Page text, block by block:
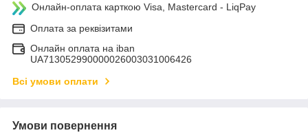
Онлайн-оплата карткою Visa, Mastercard - LiqPay
Оплата за реквізитами
Онлайн оплата на iban
UA713052990000026003031006426
Всі умови оплати
Умови повернення